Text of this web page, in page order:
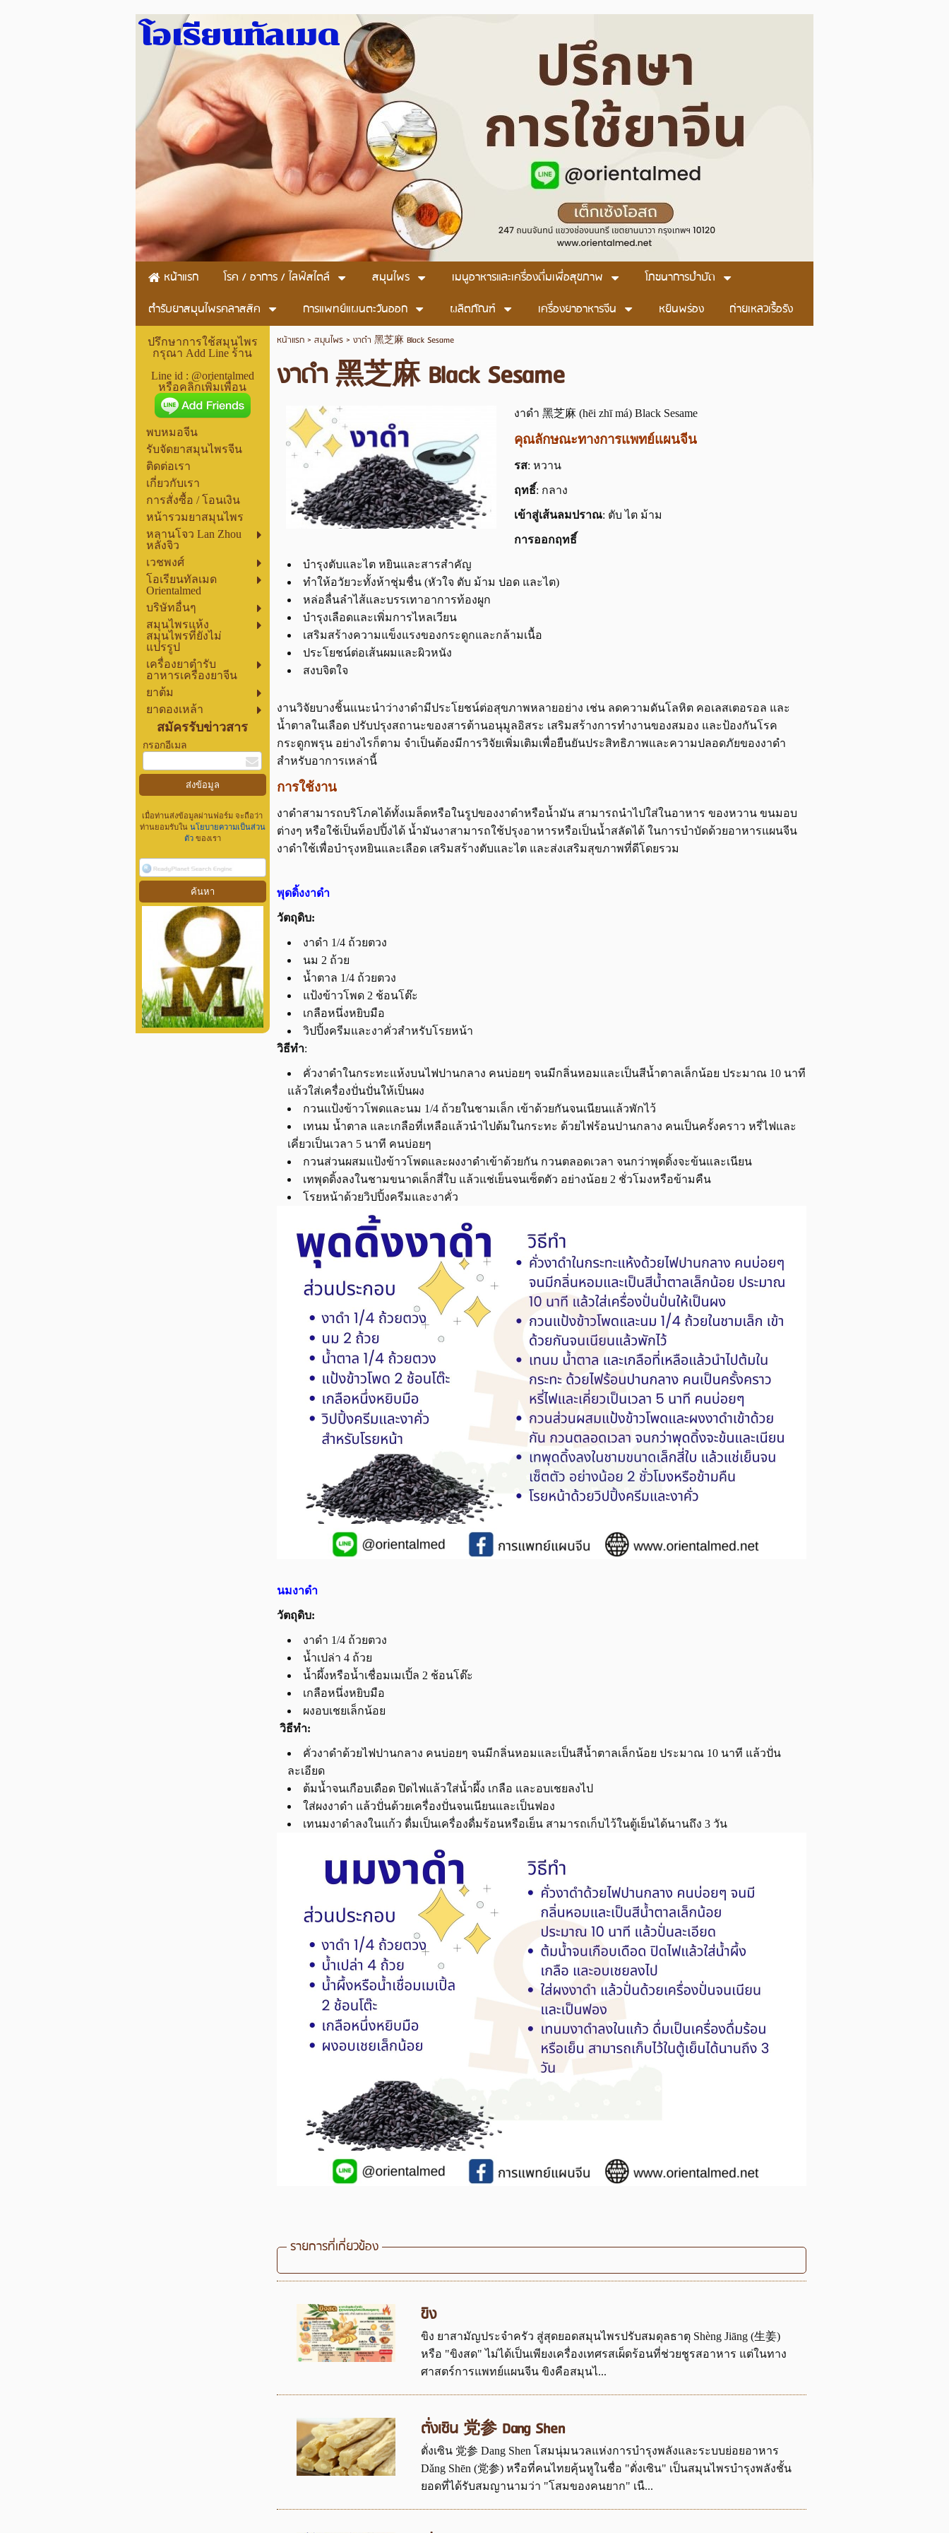
โอเรียนทัลเมด
หน้าแรก โรค / อาการ / ไลฟ์สไตล์ สมุนไพร เมนูอาหารและเครื่องดื่มเพื่อสุขภาพ
โภชนาการบำบัด
ตำรับยาสมุนไพรคลาสสิค
การแพทย์แผนตะวันออก ผลิตภัณฑ์ เครื่องยาอาหารจีน หยินพร่อง ถ่ายเหลวเรื้อรัง
ปรึกษาการใช้สมุนไพร
กรุณา Add Line ร้าน
Line id : @orientalmed
หรือคลิกเพิ่มเพื่อน
พบหมอจีน
รับจัดยาสมุนไพรจีน
ติดต่อเรา
เกี่ยวกับเรา
การสั่งซื้อ / โอนเงิน
หน้ารวมยาสมุนไพร
หลานโจว Lan Zhou
หลั่งจิว
เวชพงศ์
โอเรียนทัลเมด
Orientalmed
บริษัทอื่นๆ
สมุนไพรแห้ง
สมุนไพรที่ยังไม่
แปรรูป
เครื่องยาตำรับ
อาหารเครื่องยาจีน
ยาต้ม
ยาดองเหล้า
สมัครรับข่าวสาร
กรอกอีเมล
เมื่อท่านส่งข้อมูลผ่านฟอร์ม จะถือว่า
ท่านยอมรับในนโยบายความเป็นส่วน
ตัว ของเรา
หน้าแรก> สมุนไพร> งาดำ 黑芝麻 Black Sesame
งาดำ 黑芝麻 Black Sesame
งาดำ 黑芝麻 (hēi zhī má) Black Sesame
คุณลักษณะทางการแพทย์แผนจีน
รส: หวาน
ฤทธิ์: กลาง
เข้าสู่เส้นลมปราณ: ตับ ไต ม้าม
การออกฤทธิ์
บำรุงตับและไต หยินและสารสำคัญ
ทำให้อวัยวะทั้งห้าชุ่มชื่น (หัวใจ ตับ ม้าม ปอด และไต)
หล่อลื่นลำไส้และบรรเทาอาการท้องผูก
บำรุงเลือดและเพิ่มการไหลเวียน
เสริมสร้างความแข็งแรงของกระดูกและกล้ามเนื้อ
ประโยชน์ต่อเส้นผมและผิวหนัง
สงบจิตใจ
งานวิจัยบางชิ้นแนะนำว่างาดำมีประโยชน์ต่อสุขภาพหลายอย่าง เช่น ลดความดันโลหิต คอเลสเตอรอล และ
น้ำตาลในเลือด ปรับปรุงสถานะของสารต้านอนุมูลอิสระ เสริมสร้างการทำงานของสมอง และป้องกันโรค
กระดูกพรุน อย่างไรก็ตาม จำเป็นต้องมีการวิจัยเพิ่มเติมเพื่อยืนยันประสิทธิภาพและความปลอดภัยของงาดำ
สำหรับอาการเหล่านี้
การใช้งาน
งาดำสามารถบริโภคได้ทั้งเมล็ดหรือในรูปของงาดำหรือน้ำมัน สามารถนำไปใส่ในอาหาร ของหวาน ขนมอบ
ต่างๆ หรือใช้เป็นท็อปปิ้งได้ น้ำมันงาสามารถใช้ปรุงอาหารหรือเป็นน้ำสลัดได้ ในการบำบัดด้วยอาหารแผนจีน
งาดำใช้เพื่อบำรุงหยินและเลือด เสริมสร้างตับและไต และส่งเสริมสุขภาพที่ดีโดยรวม
พุดดิ้งงาดำ
วัตถุดิบ:
งาดำ 1/4 ถ้วยตวง
นม 2 ถ้วย
น้ำตาล 1/4 ถ้วยตวง
แป้งข้าวโพด 2 ช้อนโต๊ะ
เกลือหนึ่งหยิบมือ
วิปปิ้งครีมและงาคั่วสำหรับโรยหน้า
วิธีทำ:
คั่วงาดำในกระทะแห้งบนไฟปานกลาง คนบ่อยๆ จนมีกลิ่นหอมและเป็นสีน้ำตาลเล็กน้อย ประมาณ 10 นาที
แล้วใส่เครื่องปั่นปั่นให้เป็นผง
กวนแป้งข้าวโพดและนม 1/4 ถ้วยในชามเล็ก เข้าด้วยกันจนเนียนแล้วพักไว้
เทนม น้ำตาล และเกลือที่เหลือแล้วนำไปต้มในกระทะ ด้วยไฟร้อนปานกลาง คนเป็นครั้งคราว หรี่ไฟและ
เคี่ยวเป็นเวลา 5 นาที คนบ่อยๆ
กวนส่วนผสมแป้งข้าวโพดและผงงาดำเข้าด้วยกัน กวนตลอดเวลา จนกว่าพุดดิ้งจะข้นและเนียน
เทพุดดิ้งลงในชามขนาดเล็กสี่ใบ แล้วแช่เย็นจนเซ็ตตัว อย่างน้อย 2 ชั่วโมงหรือข้ามคืน
โรยหน้าด้วยวิปปิ้งครีมและงาคั่ว
นมงาดำ
วัตถุดิบ:
งาดำ 1/4 ถ้วยตวง
น้ำเปล่า 4 ถ้วย
น้ำผึ้งหรือน้ำเชื่อมเมเปิ้ล 2 ช้อนโต๊ะ
เกลือหนึ่งหยิบมือ
ผงอบเชยเล็กน้อย
วิธีทำ:
คั่วงาดำด้วยไฟปานกลาง คนบ่อยๆ จนมีกลิ่นหอมและเป็นสีน้ำตาลเล็กน้อย ประมาณ 10 นาที แล้วปั่น
ละเอียด
ต้มน้ำจนเกือบเดือด ปิดไฟแล้วใส่น้ำผึ้ง เกลือ และอบเชยลงไป
ใส่ผงงาดำ แล้วปั่นด้วยเครื่องปั่นจนเนียนและเป็นฟอง
เทนมงาดำลงในแก้ว ดื่มเป็นเครื่องดื่มร้อนหรือเย็น สามารถเก็บไว้ในตู้เย็นได้นานถึง 3 วัน
รายการที่เกี่ยวข้อง
ขิง
ขิง ยาสามัญประจำครัว สู่สุดยอดสมุนไพรปรับสมดุลธาตุ Shèng Jiāng (生姜)
หรือ "ขิงสด" ไม่ได้เป็นเพียงเครื่องเทศรสเผ็ดร้อนที่ช่วยชูรสอาหาร แต่ในทาง
ศาสตร์การแพทย์แผนจีน ขิงคือสมุนไ...
ตั่งเซิน 党参 Dang Shen
ตั่งเซิน 党参 Dang Shen โสมนุ่มนวลแห่งการบำรุงพลังและระบบย่อยอาหาร
Dǎng Shēn (党参) หรือที่คนไทยคุ้นหูในชื่อ "ตั่งเซิน" เป็นสมุนไพรบำรุงพลังชั้น
ยอดที่ได้รับสมญานามว่า "โสมของคนยาก" เนื...